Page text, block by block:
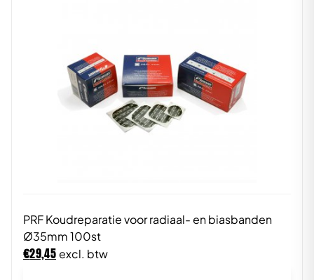
PRF Koudreparatie voor radiaal- en biasbanden
Ø35mm 100st
€29,45 excl. btw